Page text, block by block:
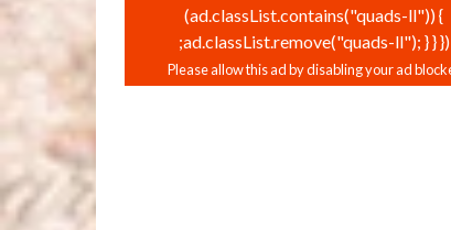
(ad.classList.contains("quads-ll")) {
ad.classList.remove("quads-ll"); } } });